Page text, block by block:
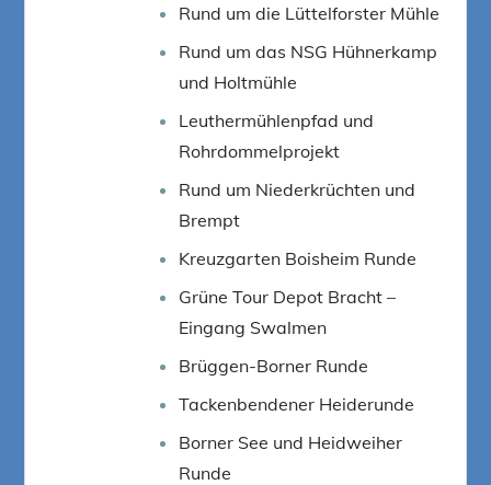
Rund um die Lüttelforster Mühle
Rund um das NSG Hühnerkamp
und Holtmühle
Leuthermühlenpfad und
Rohrdommelprojekt
Rund um Niederkrüchten und
Brempt
Kreuzgarten Boisheim Runde
Grüne Tour Depot Bracht –
Eingang Swalmen
Brüggen-Borner Runde
Tackenbendener Heiderunde
Borner See und Heidweiher
Runde